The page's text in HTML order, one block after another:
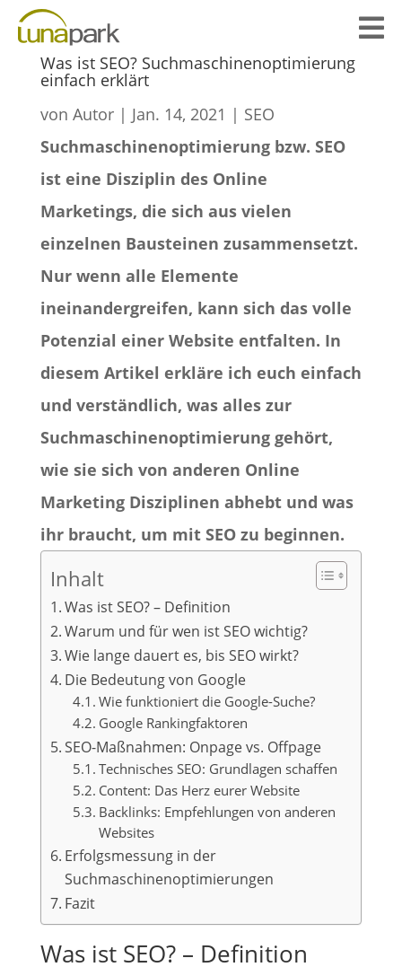

Was ist SEO? Suchmaschinenoptimierung
einfach erklärt
von Autor| Jan. 14, 2021 | SEO
Suchmaschinenoptimierung bzw. SEO
ist eine Disziplin des Online
Marketings, die sich aus vielen
einzelnen Bausteinen zusammensetzt.
Nur wenn alle Elemente
ineinandergreifen, kann sich das volle
Potenzial einer Website entfalten. In
diesem Artikel erkläre ich euch einfach
und verständlich, was alles zur
Suchmaschinenoptimierung gehört,
wie sie sich von anderen Online
Marketing Disziplinen abhebt und was
ihr braucht, um mit SEO zu beginnen.
Inhalt
Was ist SEO? – Definition
Warum und für wen ist SEO wichtig?
Wie lange dauert es, bis SEO wirkt?
Die Bedeutung von Google
Wie funktioniert die Google-Suche?
Google Rankingfaktoren
SEO-Maßnahmen: Onpage vs. Offpage
Technisches SEO: Grundlagen schaffen
Content: Das Herz eurer Website
Backlinks: Empfehlungen von anderen
Websites
Erfolgsmessung in der
Suchmaschinenoptimierungen
Fazit
Was ist SEO? – Definition